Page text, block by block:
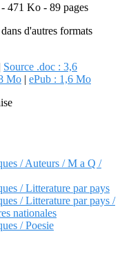
471 Ko - 89 pages
d'autres formats
Source .doc : 3,6
Mo | ePub : 1,6 Mo
/ Auteurs / M a Q /
/ Litterature par pays
/ Litterature par pays /
nationales
/ Poesie